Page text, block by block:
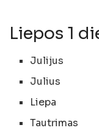
Liepos 1
Julijus
Julius
Liepa
Tautrimas